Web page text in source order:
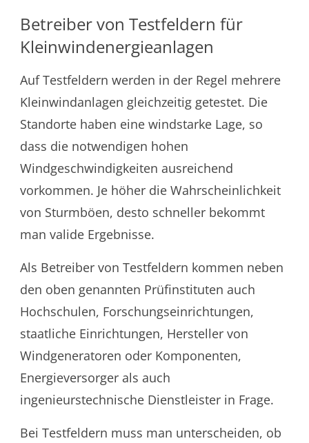
Betreiber von Testfeldern für
Kleinwindenergieanlagen
Auf Testfeldern werden in der Regel mehrere
Kleinwindanlagen gleichzeitig getestet. Die
Standorte haben eine windstarke Lage, so
dass die notwendigen hohen
Windgeschwindigkeiten ausreichend
vorkommen. Je höher die Wahrscheinlichkeit
von Sturmböen, desto schneller bekommt
man valide Ergebnisse.
Als Betreiber von Testfeldern kommen neben
den oben genannten Prüfinstituten auch
Hochschulen, Forschungseinrichtungen,
staatliche Einrichtungen, Hersteller von
Windgeneratoren oder Komponenten,
Energieversorger als auch
ingenieurstechnische Dienstleister in Frage.
Bei Testfeldern muss man unterscheiden, ob